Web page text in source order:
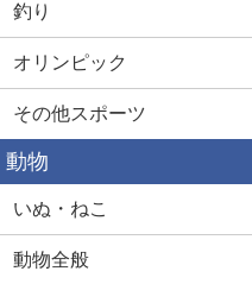
釣り
オリンピック
その他スポーツ
動物
いぬ・ねこ
動物全般